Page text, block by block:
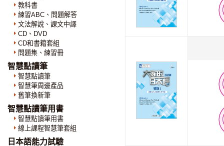
教科書
練習ABC、問題解答
文法解說、課文中譯
CD、DVD
CD和書籍套組
問題集、練習冊
智慧點讀筆
智慧點讀筆
智慧筆周邊產品
舊筆換新筆
智慧點讀筆用書
智慧點讀筆用書
線上課程智慧筆套組
日本語能力試驗